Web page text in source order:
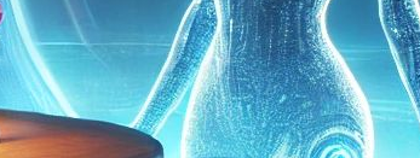
デ
課
とセ
AI（人
テク